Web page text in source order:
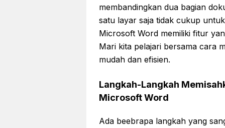
membandingkan dua bagian
satu layar saja tidak cukup
Microsoft Word memiliki fitur
Mari kita pelajari bersama cara
mudah dan efisien.
Langkah-Langkah
Microsoft Word
Ada beebrapa langkah yang